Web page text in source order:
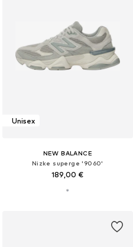
Unisex
NEW BALANCE
Nizke superge '9060'
189,00 €